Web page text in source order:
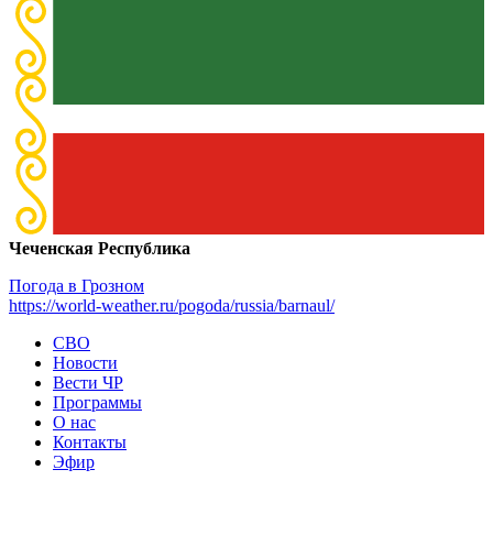
Чеченская Республика
Погода в Грозном
https://world-weather.ru/pogoda/russia/barnaul/
СВО
Новости
Вести ЧР
Программы
О нас
Контакты
Эфир